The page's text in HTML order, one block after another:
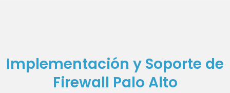
Implementación y Soporte de
Firewall Palo Alto